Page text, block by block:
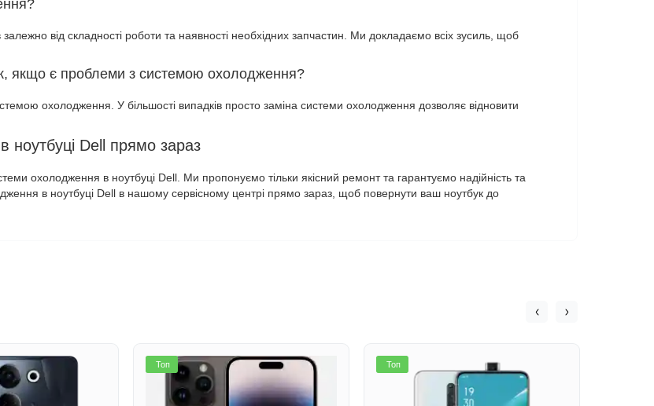
від складності роботи та наявності необхідних запчастин. Ми докладаємо всіх зусиль, щоб
якщо є проблеми з системою охолодження?
охолодження. У більшості випадків просто заміна системи охолодження дозволяє відновити
ноутбуці Dell прямо зараз
охолодження в ноутбуці Dell. Ми пропонуємо тільки якісний ремонт та гарантуємо надійність та
в ноутбуці Dell в нашому сервісному центрі прямо зараз, щоб повернути ваш ноутбук до
Топ Топ